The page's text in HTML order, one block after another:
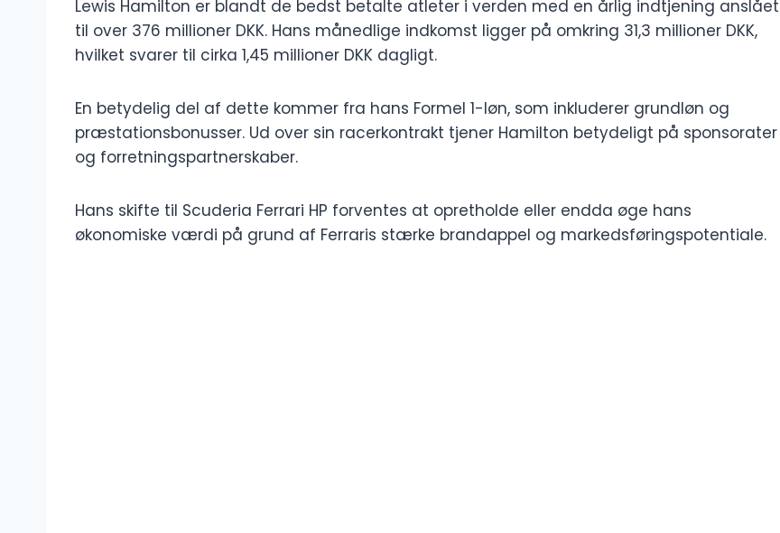
Lewis Hamilton er blandt de bedst betalte atleter i verden med en årlig indtjening anslået
til over 376 millioner DKK. Hans månedlige indkomst ligger på omkring 31,3 millioner DKK,
hvilket svarer til cirka 1,45 millioner DKK dagligt.
En betydelig del af dette kommer fra hans Formel 1-løn, som inkluderer grundløn og
præstationsbonusser. Ud over sin racerkontrakt tjener Hamilton betydeligt på sponsorater
og forretningspartnerskaber.
Hans skifte til Scuderia Ferrari HP forventes at opretholde eller endda øge hans
økonomiske værdi på grund af Ferraris stærke brandappel og markedsføringspotentiale.